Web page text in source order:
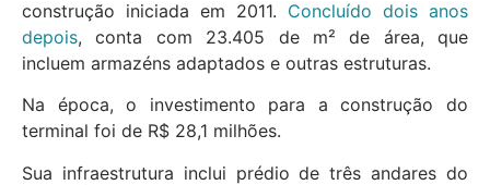
construção iniciada em 2011. Concluído dois anos
depois, conta com 23.405 de m² de área, que
incluem armazéns adaptados e outras estruturas.
Na época, o investimento para a construção do
terminal foi de R$ 28,1 milhões.
Sua infraestrutura inclui prédio de três andares do